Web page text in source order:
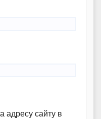
адресу сайту в